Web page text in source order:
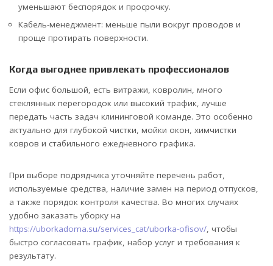
уменьшают беспорядок и просрочку.
Кабель-менеджмент: меньше пыли вокруг проводов и
проще протирать поверхности.
Когда выгоднее привлекать профессионалов
Если офис большой, есть витражи, ковролин, много
стеклянных перегородок или высокий трафик, лучше
передать часть задач клининговой команде. Это особенно
актуально для глубокой чистки, мойки окон, химчистки
ковров и стабильного ежедневного графика.
При выборе подрядчика уточняйте перечень работ,
используемые средства, наличие замен на период отпусков,
а также порядок контроля качества. Во многих случаях
удобно заказать уборку на
https://uborkadoma.su/services_cat/uborka-ofisov/, чтобы
быстро согласовать график, набор услуг и требования к
результату.